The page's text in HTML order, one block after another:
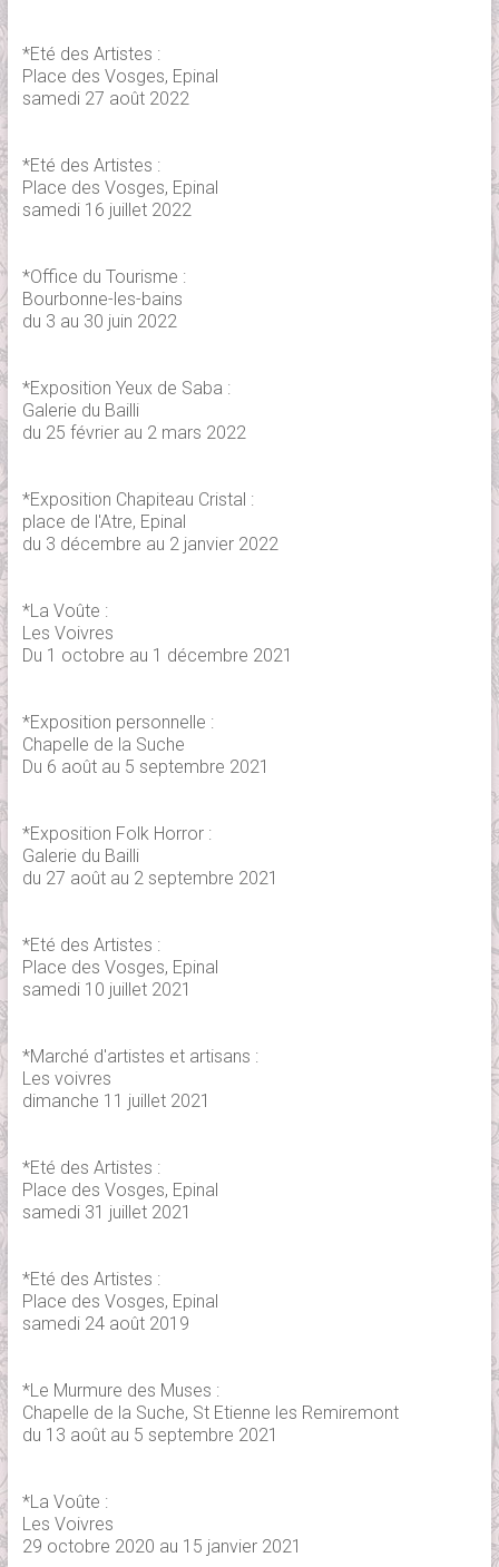
*Eté des Artistes :
Place des Vosges, Epinal
samedi 27 août 2022
*Eté des Artistes :
Place des Vosges, Epinal
samedi 16 juillet 2022
*Office du Tourisme :
Bourbonne-les-bains
du 3 au 30 juin 2022
*Exposition Yeux de Saba :
Galerie du Bailli
du 25 février au 2 mars 2022
*Exposition Chapiteau Cristal :
place de l'Atre, Epinal
du 3 décembre au 2 janvier 2022
*La Voûte :
Les Voivres
Du 1 octobre au 1 décembre 2021
*Exposition personnelle :
Chapelle de la Suche
Du 6 août au 5 septembre 2021
*Exposition Folk Horror :
Galerie du Bailli
du 27 août au 2 septembre 2021
*Eté des Artistes :
Place des Vosges, Epinal
samedi 10 juillet 2021
*Marché d'artistes et artisans :
Les voivres
dimanche 11 juillet 2021
*Eté des Artistes :
Place des Vosges, Epinal
samedi 31 juillet 2021
*Eté des Artistes :
Place des Vosges, Epinal
samedi 24 août 2019
*Le Murmure des Muses :
Chapelle de la Suche, St Etienne les Remiremont
du 13 août au 5 septembre 2021
*La Voûte :
Les Voivres
29 octobre 2020 au 15 janvier 2021